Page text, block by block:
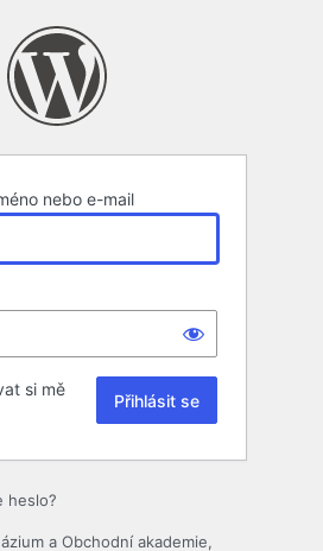
nebo e-mail
si mě
heslo?
a Obchodní akademie,